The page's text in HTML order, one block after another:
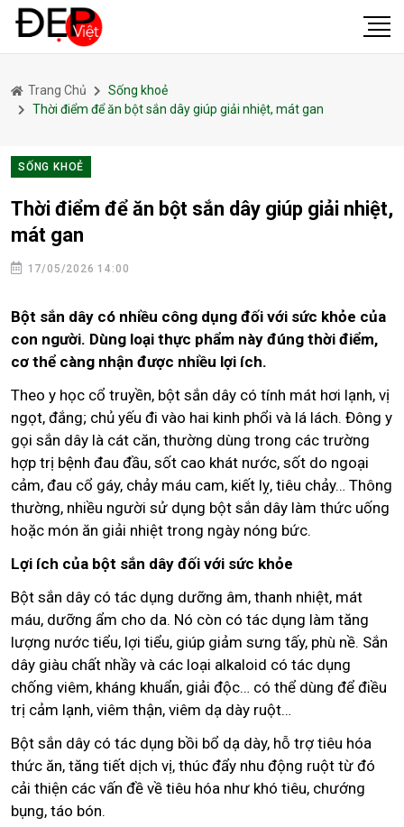
Trang Chủ
Sống khoẻ
Thời điểm để ăn bột sắn dây giúp giải nhiệt, mát gan
SỐNG KHOẺ
Thời điểm để ăn bột sắn dây giúp giải nhiệt,
mát gan
17/05/2026 14:00
Bột sắn dây có nhiều công dụng đối với sức khỏe của
con người. Dùng loại thực phẩm này đúng thời điểm,
cơ thể càng nhận được nhiều lợi ích.
Theo y học cổ truyền, bột sắn dây có tính mát hơi lạnh, vị
ngọt, đắng; chủ yếu đi vào hai kinh phổi và lá lách. Đông y
gọi sắn dây là cát căn, thường dùng trong các trường
hợp trị bệnh đau đầu, sốt cao khát nước, sốt do ngoại
cảm, đau cổ gáy, chảy máu cam, kiết lỵ, tiêu chảy… Thông
thường, nhiều người sử dụng bột sắn dây làm thức uống
hoặc món ăn giải nhiệt trong ngày nóng bức.
Lợi ích của bột sắn dây đối với sức khỏe
Bột sắn dây có tác dụng dưỡng âm, thanh nhiệt, mát
máu, dưỡng ẩm cho da. Nó còn có tác dụng làm tăng
lượng nước tiểu, lợi tiểu, giúp giảm sưng tấy, phù nề. Sắn
dây giàu chất nhầy và các loại alkaloid có tác dụng
chống viêm, kháng khuẩn, giải độc… có thể dùng để điều
trị cảm lạnh, viêm thận, viêm dạ dày ruột…
Bột sắn dây có tác dụng bồi bổ dạ dày, hỗ trợ tiêu hóa
thức ăn, tăng tiết dịch vị, thúc đẩy nhu động ruột từ đó
cải thiện các vấn đề về tiêu hóa như khó tiêu, chướng
bụng, táo bón.